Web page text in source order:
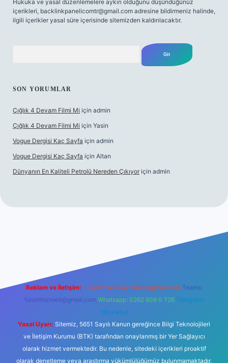
Hukuka ve yasal düzenlemelere aykırı olduğunu düşündüğünüz
içerikleri, backlinkpanelicomtr@gmail.com adresine bildirmeniz halinde,
ilgili içerikler yasal süre içerisinde sitemizden kaldırılacaktır.
SON YORUMLAR
Çığlık 4 Devam Filmi Mi için admin
Çığlık 4 Devam Filmi Mi için Yasin
Vogue Dergisi Kaç Sayfa için admin
Vogue Dergisi Kaç Sayfa için Altan
Dünyanın En Kaliteli Petrolü Nereden Çıkıyor için admin
Reklam ve İletişim: E-mail: backlinkpaneli@gmail.com Teams:
forumhizmeti@gmail.com Whatsapp: 0262 606 0 726 Telegram:
@karabul
Yasal Uyarı: Sitemiz, 5651 Sayılı Kanun gereğince Bilgi Teknolojileri
ve İletişim Kurumu (BTK) tarafından onaylanmış bir Yer Sağlayıcı
olarak hizmet vermektedir. Bu nedenle, sitedeki içerikleri proaktif
olarak denetleme veya araştırma yükümlülüğümüz bulunmamaktadır.